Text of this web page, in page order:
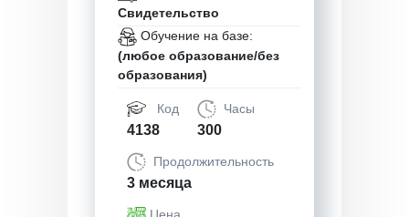
Свидетельство
Обучение на базе:
(любое образование/без
образования)
Код
4138
Часы
300
Продолжительность
3 месяца
Цена